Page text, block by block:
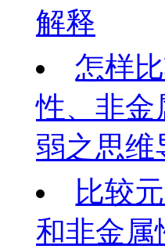
解释
怎样
性、非金
弱之思维
比较
和非金属